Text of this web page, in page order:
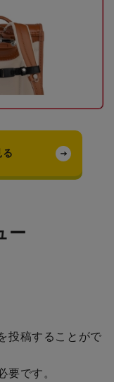
る
ー
投稿することがで
要です。